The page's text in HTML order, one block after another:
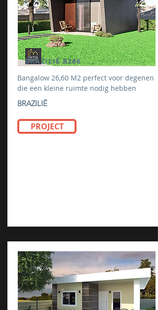
BRAZILIË B266
Bangalow 26,60 M2 perfect voor degenen
die een kleine ruimte nodig hebben
BRAZILIË
PROJECT